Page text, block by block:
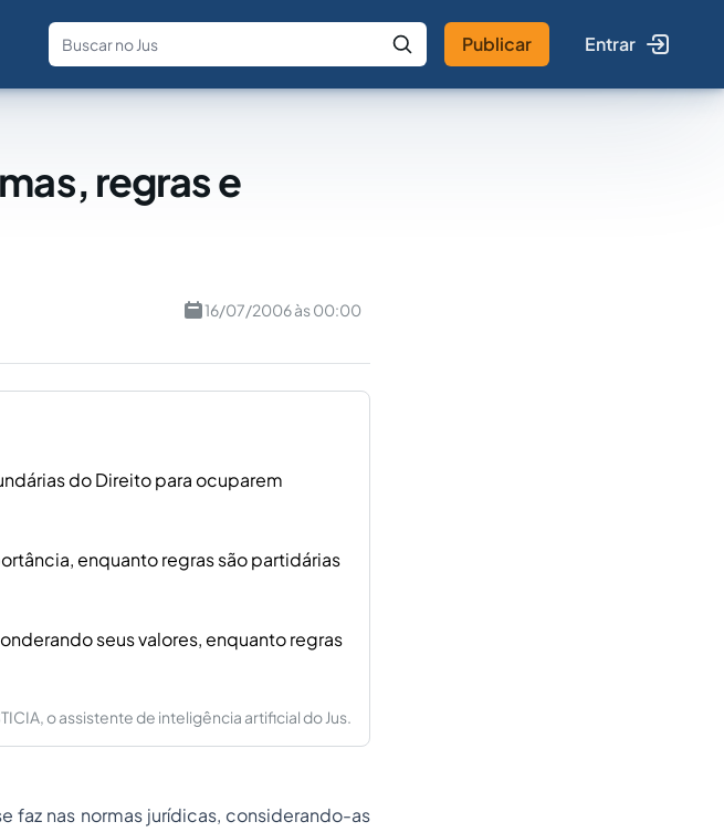
Fale com a IA Buscar no Jus
Publicar Entrar
regras e
16/07/2006 às 00:00
do Direito para ocuparem
enquanto regras são partidárias
seus valores, enquanto regras
o assistente de inteligência artificial do Jus.
faz nas normas jurídicas, considerando-as